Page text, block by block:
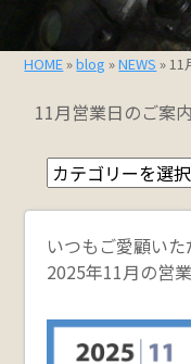
HOME»blog »NEWS » 11
11月営業日のご案内
いつもご愛顧いた
2025年11月の営